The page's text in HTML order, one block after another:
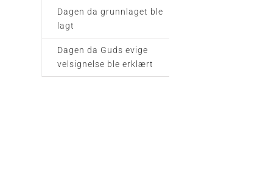
Dagen da grunnlaget ble
lagt
Dagen da Guds evige
velsignelse ble erklært